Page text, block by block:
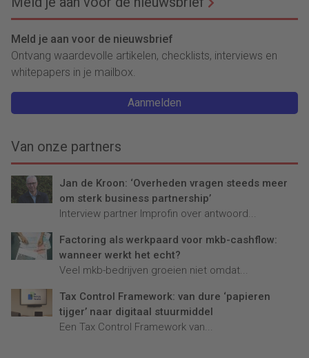
mensen onverzekerd rond
zullen lopen, zo is hun
voorspelling.
zijn er 65 financieel
medewerkers en ligt de lat
aanzienlijk hoger.
Meld je aan voor de nieuwsbrief
Ontvang waardevolle artikelen, checklists, interviews en
whitepapers in je mailbox.
Aanmelden
Van onze partners
Jan de Kroon: ‘Overheden vragen steeds meer
om sterk business partnership’
Interview partner Improfin over antwoord...
Factoring als werkpaard voor mkb-cashflow:
wanneer werkt het echt?
Veel mkb-bedrijven groeien niet omdat...
Tax Control Framework: van dure ‘papieren
tijger’ naar digitaal stuurmiddel
Een Tax Control Framework van...